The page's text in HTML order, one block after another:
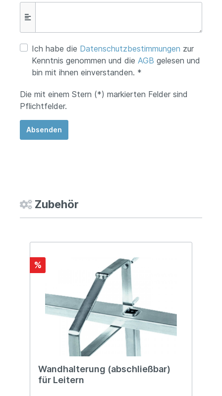
Ich habe die Datenschutzbestimmungen zur
Kenntnis genommen und die AGB gelesen und
bin mit ihnen einverstanden. *
Die mit einem Stern (*) markierten Felder sind
Pflichtfelder.
Absenden
Zubehör
%
Wandhalterung (abschließbar)
für Leitern